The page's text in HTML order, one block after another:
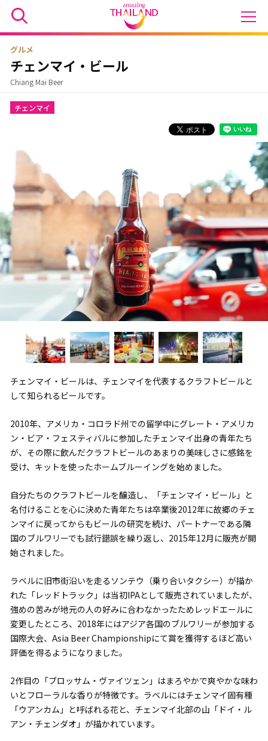
グルメ
チェンマイ・ビール
Chiang Mai Beer
チェンマイ
チェンマイ・ビールは、チェンマイを代表するクラフトビールと
して知られるビールです。
2010年、アメリカ・コロラド州での留学中にグレート・アメリカ
ン・ビア・フェスティバルに参加したチェンマイ出身の青年たち
が、その際に飲んだクラフトビールのあまりの美味しさに感銘を
受け、キットを使ったホームブルーイングを始めました。
自分たちのクラフトビールを醸造し、「チェンマイ・ビール」と
名付けることを心に決めた青年たちは卒業後2012年に故郷のチェ
ンマイに戻ってからもビールの研究を続け、パートナーである隣
国のブルワリーでも試行錯誤を繰り返し、2015年12月に販売が開
始されました。
ラベルに旧市街沿いを走るソンテウ（乗り合いタクシー）が描か
れた「レッドトラック」は当初IPAとして販売されていましたが、
強めの苦みが地元の人の好みに合わなかったためレッドエールに
変更したところ、2018年にはアジア各国のブルワリーが参加する
国際大会、Asia Beer Championshipにて賞を獲得するほど高い
評価を得るようになりました。
2作目の「ブロッサム・ヴァイツェン」はまろやかで爽やかな味わ
いとフローラルな香りが特徴です。ラベルにはチェンマイ固有種
「ウアンカム」と呼ばれる花と、チェンマイ北部の山「ドイ・ル
アン・チェンダオ」が描かれています。